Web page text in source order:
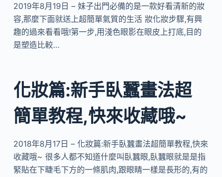
2019年8月19日 – 妹子出門必備的是一款好看清新的妝
容,那麼下面就送上超簡單氣質的生活 妝化妝步驟,有興
趣的過來看看哦!第一步,用淺色眼影在眼皮上打底,目的
是塑造比較…
化妝篇:新手臥蠶畫法超
簡單教程,快來收藏哦~
2018年8月17日 – 化妝篇:新手臥蠶畫法超簡單教程,快來
收藏哦~ 很多人都不知道什麼叫臥蠶眼,臥蠶眼就是是指
緊貼在下睫毛下方的一條肌肉,跟眼睛一樣是長形的,有的